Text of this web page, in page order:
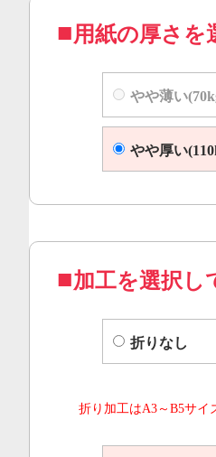
用紙の厚さを
やや薄い
やや厚い
加工を選択し
折りなし
折り加工はA3～B5サイ